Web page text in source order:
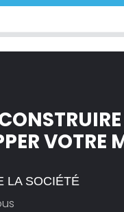
VOTRE
LA SOCIÉTÉ